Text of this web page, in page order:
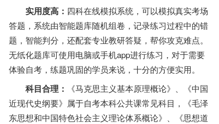
实用度高： 四科在线模拟系统，可以模拟真实考场
答题，系统由智能题库随机组卷，记录练习过程中的错
题，智能判分，还配套专业教研答疑，帮你攻克难点。
无纸化题库可使用电脑或手机app进行练习，对于需要
体验自考，练题巩固的学员来说，十分的方便实用。
科目合理：
《马克思主义基本原理概论》、《中国
近现代史纲要》属于自考本科公共课常见科目，《毛泽
东思想和中国特色社会主义理论体系概论》、《思想道